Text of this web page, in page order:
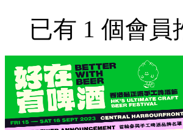
已有 1 個會員